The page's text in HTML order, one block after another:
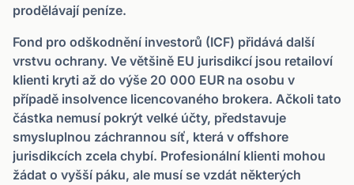
prodělávají peníze.
Fond pro odškodnění investorů (ICF) přidává další
vrstvu ochrany. Ve většině EU jurisdikcí jsou retailoví
klienti kryti až do výše 20 000 EUR na osobu v
případě insolvence licencovaného brokera. Ačkoli tato
částka nemusí pokrýt velké účty, představuje
smysluplnou záchrannou síť, která v offshore
jurisdikcích zcela chybí. Profesionální klienti mohou
žádat o vyšší páku, ale musí se vzdát některých